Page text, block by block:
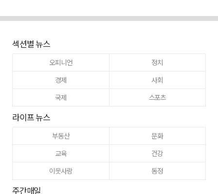
섹션별 뉴스
오피니언
정치
경제
사회
국제
스포츠
라이프 뉴스
부동산
문화
교육
건강
이웃사랑
동정
주간매일